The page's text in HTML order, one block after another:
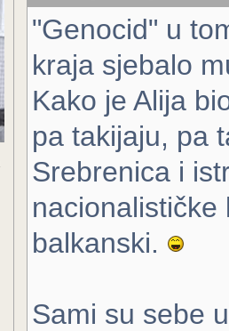
"Genocid" u
kraja sjebalo
Kako je Alija
pa takijaju, pa
Srebrenica i
balkanski.
Sami su sebe